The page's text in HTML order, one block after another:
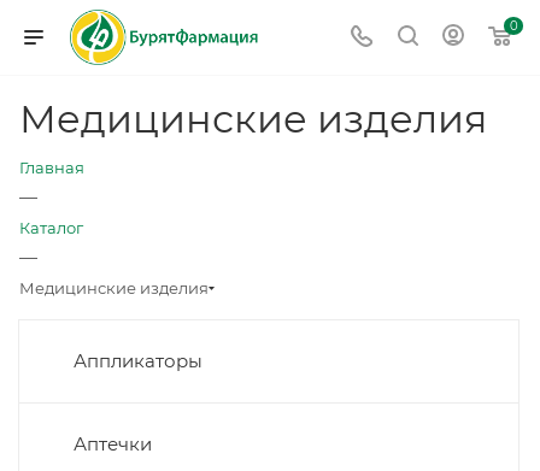
0
Медицинские изделия
Главная
—
Каталог
—
Медицинские изделия
Аппликаторы
Аптечки